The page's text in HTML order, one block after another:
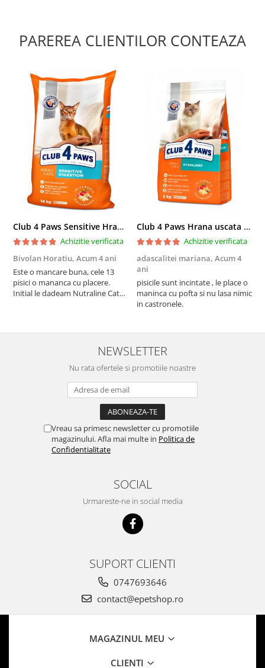
PAREREA CLIENTILOR CONTEAZA
Club 4 Paws Sensitive Hrana uscata pisici adulte, 14kg
Achizitie verificata
Bivolan Horatiu, Acum 4 ani
Este o mancare buna, cele 13
pisici o mananca cu placere.
Initial le dadeam Nutraline Cat
nu o mananca cu placere. Eu
sunt multumit si voi continua cu
Club 4 Paws Hrana uscata pisici sterilizate, 2kg
Achizitie verificata
adascalitei mariana, Acum 4
ani
pisicile sunt incintate , le place o
maninca cu pofta si nu lasa nimic
in castronele.
NEWSLETTER
Nu rata ofertele si promotiile noastre
Vreau sa primesc newsletter cu promotiile
magazinului. Afla mai multe in Politica de
Confidentialitate
SOCIAL
Urmareste-ne in social media
SUPORT CLIENTI
0747693646
contact@epetshop.ro
MAGAZINUL MEU
CLIENTI